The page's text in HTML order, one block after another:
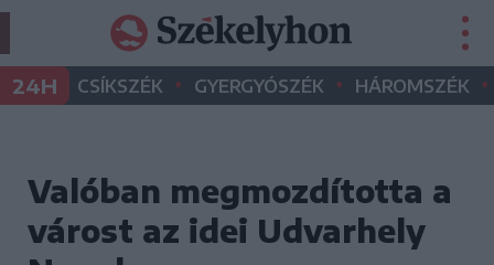
24H CSÍKSZÉK • GYERGYÓSZÉK • HÁROMSZÉK •
Valóban megmozdította a
várost az idei Udvarhely